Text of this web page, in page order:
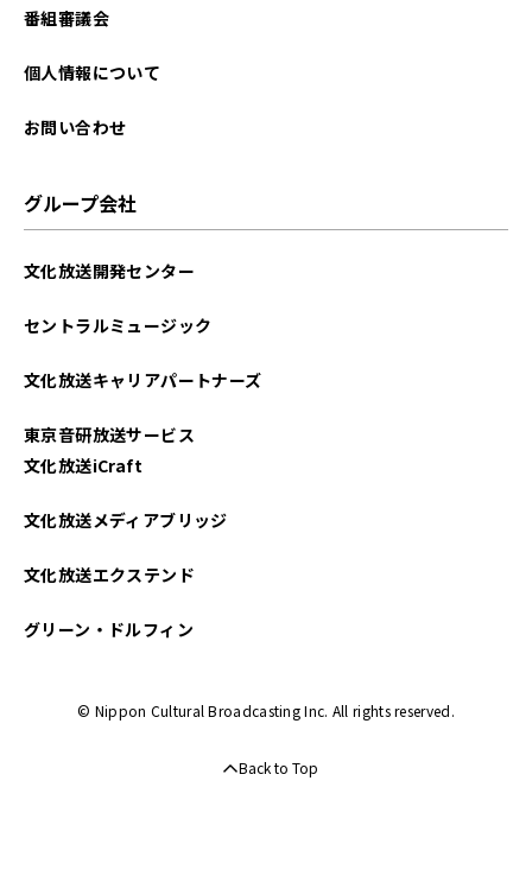
2025年09月
2025年06月
2025年01月
2024年12月
2024年11月
番組審議会
個人情報について
お問い合わせ
グループ会社
文化放送開発センター
セントラルミュージック
文化放送キャリアパートナーズ
東京音研放送サービス
文化放送iCraft
文化放送メディアブリッジ
文化放送エクステンド
グリーン・ドルフィン
© Nippon Cultural Broadcasting Inc. All rights reserved.
Back to Top